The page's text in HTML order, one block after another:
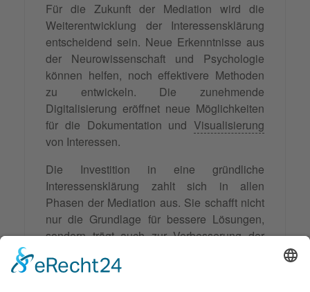
Für die Zukunft der Mediation wird die
Weiterentwicklung der Interessensklärung
entscheidend sein. Neue Erkenntnisse aus
der Neurowissenschaft und Psychologie
können helfen, noch effektivere Methoden
zu entwickeln. Die zunehmende
Digitalisierung eröffnet neue Möglichkeiten
für die Dokumentation und Visualisierung
von Interessen.
Die Investition in eine gründliche
Interessensklärung zahlt sich in allen
Phasen der Mediation aus. Sie schafft nicht
nur die Grundlage für bessere Lösungen,
sondern trägt auch zur Verbesserung der
bei. In einer Zeit zunehmender